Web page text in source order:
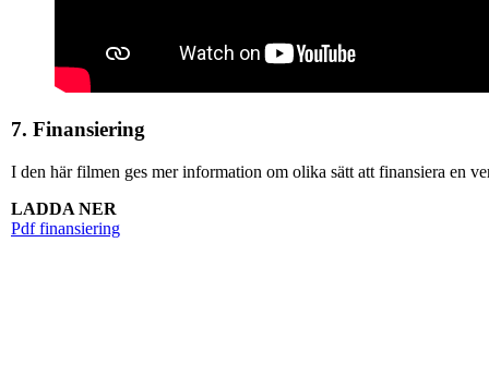
7. Finansiering
I den här filmen ges mer information om olika sätt att finansiera en
LADDA NER
Pdf finansiering